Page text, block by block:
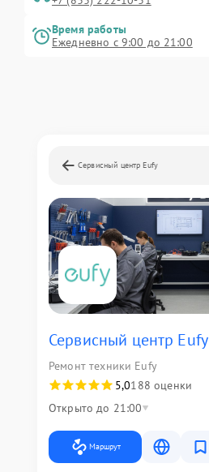
Время работы
Ежедневно с 9:00 до 21:00
Сервисный центр Eufy
Сервисный центр Eufy
Ремонт техники Eufy
5,0188 оценки
Открыто до 21:00
Маршрут